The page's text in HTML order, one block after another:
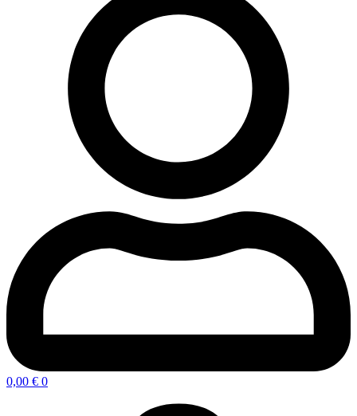
0,00 € 0